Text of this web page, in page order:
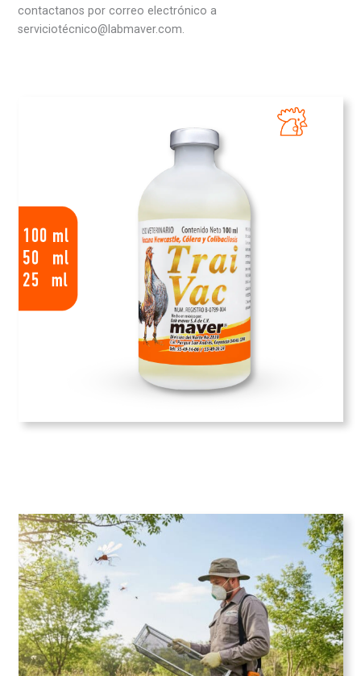
contactanos por correo electrónico a
serviciotécnico@labmaver.com.